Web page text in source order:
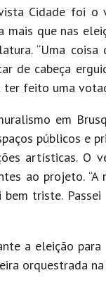
Cidade foi o
que nas
“Uma
de cabeça
feito uma
em
públicos e
artísticas. O
ao projeto.
triste.
a eleição
orquestrada